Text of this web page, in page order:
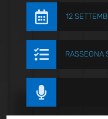
 12
 RASSEGNA
